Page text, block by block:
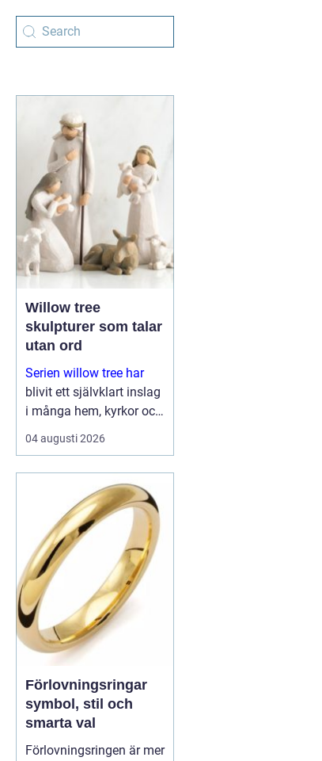
Willow tree
skulpturer som talar
utan ord
Serien willow tree har
blivit ett självklart inslag
i många hem, kyrkor och
arbetsrum. De stilla
figurerna utan ansikten
känslor. De uttrycker
kärlek, sorg, hopp och
tacksa...
04 augusti 2026
Förlovningsringar
symbol, stil och
smarta val
Förlovningsringen är mer